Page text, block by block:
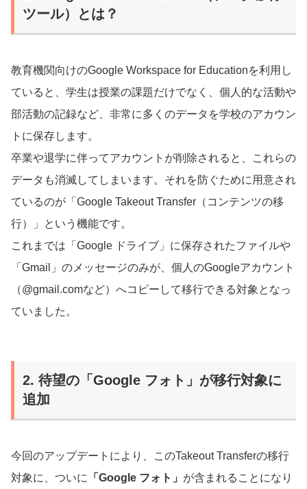
ツール）とは？
教育機関向けのGoogle Workspace for Educationを利用し
ていると、学生は授業の課題だけでなく、個人的な活動や
部活動の記録など、非常に多くのデータを学校のアカウン
トに保存します。
卒業や退学に伴ってアカウントが削除されると、これらの
データも消滅してしまいます。それを防ぐために用意され
ているのが「Google Takeout Transfer（コンテンツの移
行）」という機能です。
これまでは「Google ドライブ」に保存されたファイルや
「Gmail」のメッセージのみが、個人のGoogleアカウント
（@gmail.comなど）へコピーして移行できる対象となっ
ていました。
2. 待望の「Google フォト」が移行対象に
追加
今回のアップデートにより、このTakeout Transferの移行
対象に、ついに
「Google フォト」 が含まれることになり